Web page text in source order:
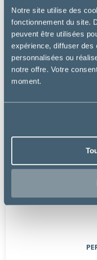
Notre site utilise des
fonctionnement du site.
peuvent être utilisées
expérience, diffuser des
personnalisées ou
notre offre. Votre
moment.